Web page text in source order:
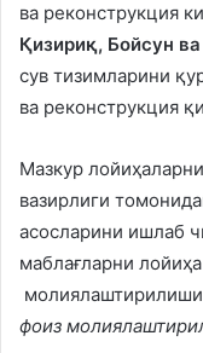
ва реконструкция
Қизириқ, Бойсун
сув тизимларини
ва реконструкция
Мазкур
вазирлиги
асосларини ишлаб
маблағларни
фоиз